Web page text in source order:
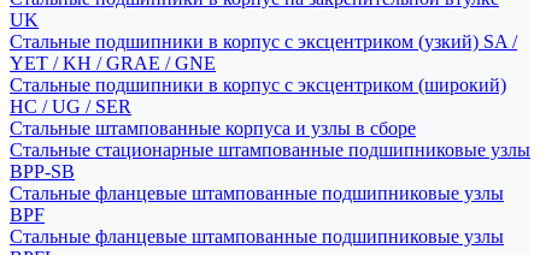
UK
Стальные подшипники в корпус с эксцентриком (узкий) SA /
YET / KH / GRAE / GNE
Стальные подшипники в корпус с эксцентриком (широкий)
HC / UG / SER
Стальные штампованные корпуса и узлы в сборе
Стальные стационарные штампованные подшипниковые узлы
BPP-SB
Стальные фланцевые штампованные подшипниковые узлы
BPF
Стальные фланцевые штампованные подшипниковые узлы